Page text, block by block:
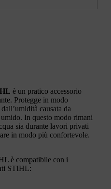
è un pratico accessorio
Protegge in modo
causata da
In questo modo rimani
sia durante lavori privati
in modo più confortevole.
è compatibile con i
STIHL: